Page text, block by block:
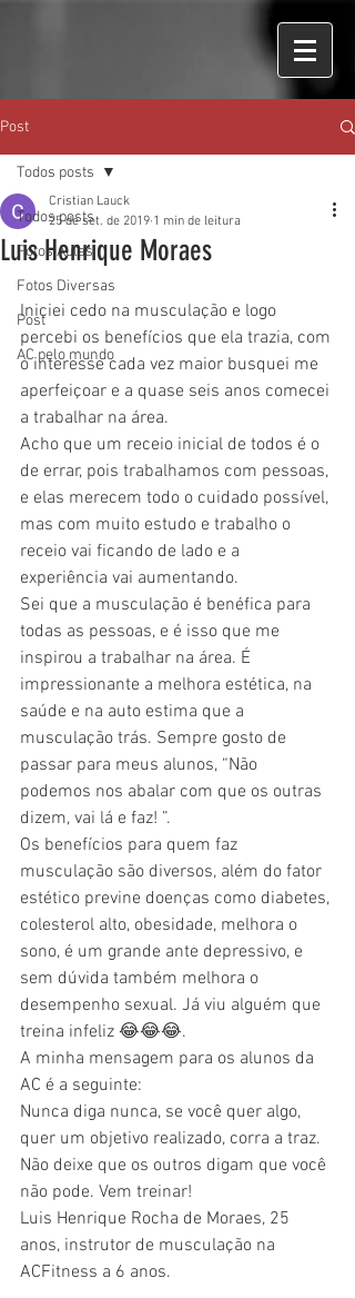
Post
Todos posts
Fotos Aulas
Fotos Diversas
Post
AC pelo mundo
Todos posts
Luis Henrique Moraes
Cristian Lauck
25 de set. de 2019 1 min de leitura
Iniciei cedo na musculação e logo
percebi os benefícios que ela trazia, com
o interesse cada vez maior busquei me
aperfeiçoar e a quase seis anos comecei
a trabalhar na área.
Acho que um receio inicial de todos é o
de errar, pois trabalhamos com pessoas,
e elas merecem todo o cuidado possível,
mas com muito estudo e trabalho o
receio vai ficando de lado e a
experiência vai aumentando.
Sei que a musculação é benéfica para
todas as pessoas, e é isso que me
inspirou a trabalhar na área. É
impressionante a melhora estética, na
saúde e na auto estima que a
musculação trás. Sempre gosto de
passar para meus alunos, “Não
podemos nos abalar com que os outras
dizem, vai lá e faz! ”.
Os benefícios para quem faz
musculação são diversos, além do fator
estético previne doenças como diabetes,
colesterol alto, obesidade, melhora o
sono, é um grande ante depressivo, e
sem dúvida também melhora o
desempenho sexual. Já viu alguém que
treina infeliz 😂😂😂.
A minha mensagem para os alunos da
AC é a seguinte:
Nunca diga nunca, se você quer algo,
quer um objetivo realizado, corra a traz.
Não deixe que os outros digam que você
não pode. Vem treinar!
Luis Henrique Rocha de Moraes, 25
anos, instrutor de musculação na
ACFitness a 6 anos.